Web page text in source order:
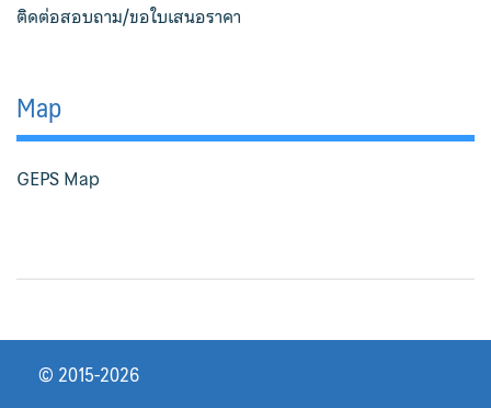
ติดต่อสอบถาม/ขอใบเสนอราคา
Map
GEPS Map
© 2015-2026